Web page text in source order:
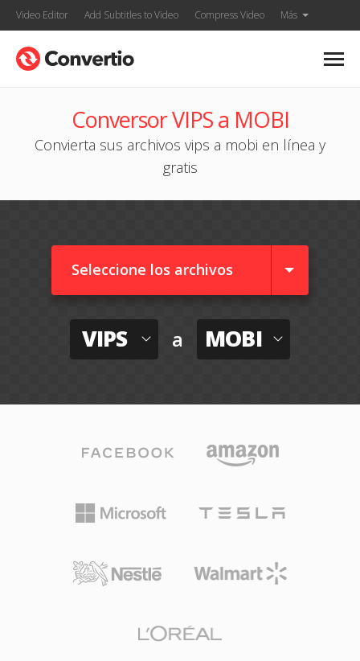
Video Editor Add Subtitles to Video Compress Video Más
Conversor VIPS a MOBI
Convierta sus archivos vips a mobi en línea y
gratis
Seleccione los archivos
VIPS a MOBI